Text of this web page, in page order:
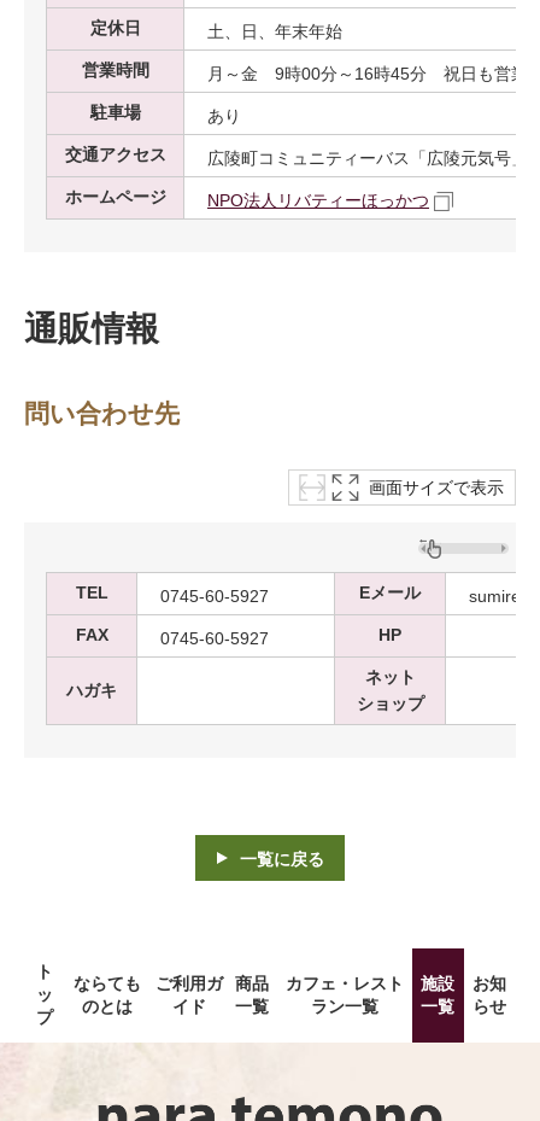
定休日
土、日、年末年始
営業時間
月～金 9時00分～16時45分 祝日も営業
駐車場
あり
交通アクセス
広陵町コミュニティーバス「広陵元気号
ホームページ
NPO法人リバティーほっかつ
通販情報
問い合わせ先
画面サイズで表示
TEL 0745-60-5927 Eメール
FAX
0745-60-5927 HP
ハガキ
ネット
ショップ
一覧に戻る
ト
ッ
プ
ならても
のとは
ご利用ガ
イド
商品
一覧
カフェ・レスト
ラン一覧
施設
一覧
お知
らせ